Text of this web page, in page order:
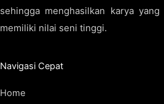
sehingga menghasilkan karya
memiliki nilai seni tinggi.
Navigasi Cepat
Home